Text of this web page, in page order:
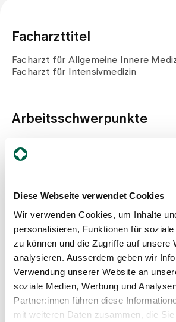
Diese Webseite verwendet Cookies
Wir verwenden Cookies, um Inhalte
personalisieren, Funktionen für
zu können und die Zugriffe auf unsere
analysieren. Ausserdem geben wir
Verwendung unserer Website an
soziale Medien, Werbung und
Partner:innen führen diese
mit weiteren Daten zusammen, die Sie
Babygalerie
Medien
Publikationen
Facharzttitel
Facharzt für Allgemeine Innere
Facharzt für Intensivmedizin
Arbeitsschwerpunkte
Beruflicher Werdegang
Ab 2019
Leitender Arzt Innere Medizin
Spital Zollikerberg
2017 – 2018
Oberarzt Innere Medizin und
Spital Zollikerberg
2017
Oberarzt Interdisziplinäre
Kantonsspital Baden